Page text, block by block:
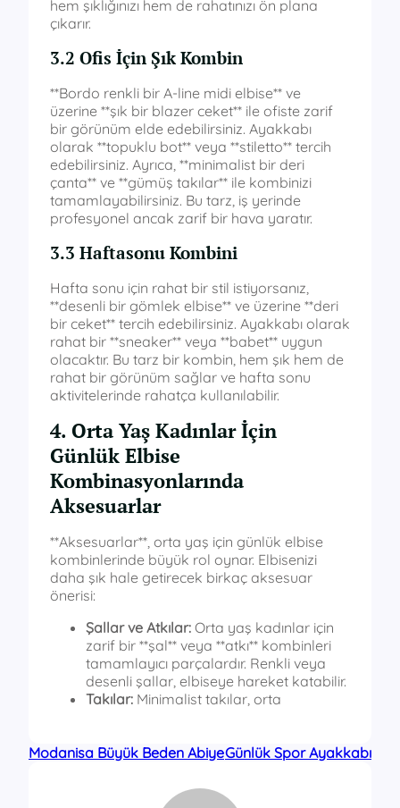
hem şıklığınızı hem de rahatınızı ön plana
çıkarır.
3.2 Ofis İçin Şık Kombin
**Bordo renkli bir A-line midi elbise** ve
üzerine **şık bir blazer ceket** ile ofiste zarif
bir görünüm elde edebilirsiniz. Ayakkabı
olarak **topuklu bot** veya **stiletto** tercih
edebilirsiniz. Ayrıca, **minimalist bir deri
çanta** ve **gümüş takılar** ile kombinizi
tamamlayabilirsiniz. Bu tarz, iş yerinde
profesyonel ancak zarif bir hava yaratır.
3.3 Haftasonu Kombini
Hafta sonu için rahat bir stil istiyorsanız,
**desenli bir gömlek elbise** ve üzerine **deri
bir ceket** tercih edebilirsiniz. Ayakkabı olarak
rahat bir **sneaker** veya **babet** uygun
olacaktır. Bu tarz bir kombin, hem şık hem de
rahat bir görünüm sağlar ve hafta sonu
aktivitelerinde rahatça kullanılabilir.
4. Orta Yaş Kadınlar İçin
Günlük Elbise
Kombinasyonlarında
Aksesuarlar
**Aksesuarlar**, orta yaş için günlük elbise
kombinlerinde büyük rol oynar. Elbisenizi
daha şık hale getirecek birkaç aksesuar
önerisi:
Şallar ve Atkılar: Orta yaş kadınlar için
zarif bir **şal** veya **atkı** kombinleri
tamamlayıcı parçalardır. Renkli veya
desenli şallar, elbiseye hareket katabilir.
Takılar: Minimalist takılar, orta
Modanisa Büyük Beden AbiyeGünlük Spor Ayakkabı